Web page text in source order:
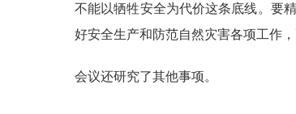
不能以牺牲安全为代价这条底线。要
好安全生产和防范自然灾害各项工作
会议还研究了其他事项。